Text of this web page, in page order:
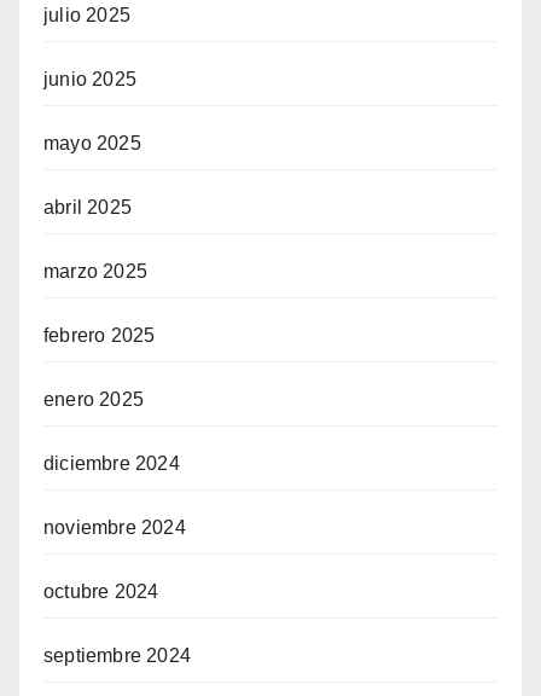
julio 2025
junio 2025
mayo 2025
abril 2025
marzo 2025
febrero 2025
enero 2025
diciembre 2024
noviembre 2024
octubre 2024
septiembre 2024